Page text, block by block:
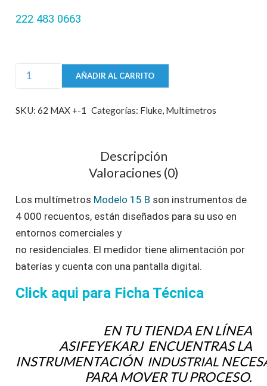
222 483 0663
Multímetro
AÑADIR AL CARRITO
SKU: 62 MAX +-1 Categorías: Fluke, Multímetros
Descripción
Valoraciones (0)
Los multímetros Modelo 15 B son instrumentos de
4 000 recuentos, están diseñados para su uso en
entornos comerciales y
no residenciales. El medidor tiene alimentación por
baterías y cuenta con una pantalla digital.
Click aqui para Ficha Técnica
EN TU TIENDA EN LÍNEA
ASIFEYEKARJ ENCUENTRAS LA
INSTRUMENTACIÓN INDUSTRIAL
PARA MOVER TU PROCESO.